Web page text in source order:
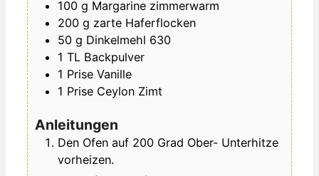
100 g Margarine zimmerwarm
200 g zarte Haferflocken
50 g Dinkelmehl 630
1 TL Backpulver
1 Prise Vanille
1 Prise Ceylon Zimt
Anleitungen
Den Ofen auf 200 Grad Ober- Unterhitze
vorheizen.